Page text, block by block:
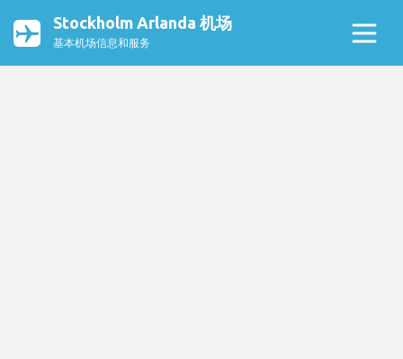
Stockholm Arlanda 机场
基本机场信息和服务